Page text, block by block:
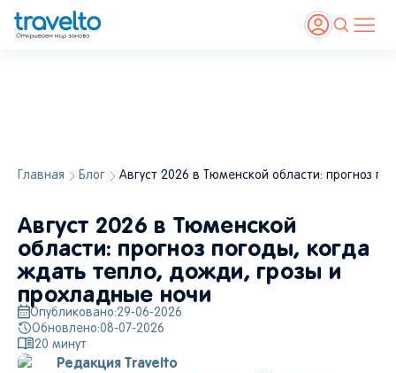
Главная Блог Август 2026 в Тюменской области: прогноз
Август 2026 в Тюменской
области: прогноз погоды, когда
ждать тепло, дожди, грозы и
прохладные ночи
Опубликовано:29-06-2026
Обновлено:08-07-2026
20 минут
Редакция Travelto